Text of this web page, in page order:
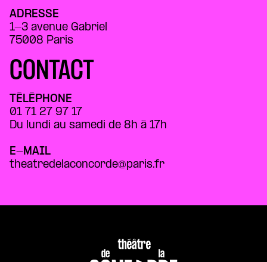
ADRESSE
1-3 avenue Gabriel
75008 Paris
CONTACT
TÉLÉPHONE
01 71 27 97 17
Du lundi au samedi de 8h à 17h
E-MAIL
theatredelaconcorde@paris.fr